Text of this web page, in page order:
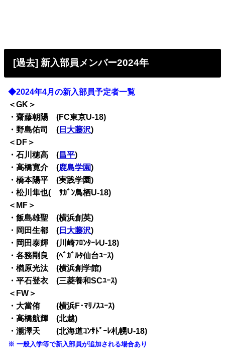
[過去] 新入部員メンバー2024年
◆2024年4月の新入部員予定者一覧
＜GK＞
・齋藤朝陽 (FC東京U-18)
・野島佑司 ( 日大藤沢)
＜DF＞
・石川穂高 (昌平)
・高橋寛介 (鹿島学園)
・橋本陽平 (実践学園)
・松川隼也( ｻｶﾞﾝ鳥栖U-18)
＜MF＞
・飯島雄聖 (横浜創英)
・岡田生都 ( 日大藤沢)
・岡田泰輝 (川崎ﾌﾛﾝﾀｰﾚU-18)
・各務剛良 (ﾍﾞｶﾞﾙﾀ仙台ﾕｰｽ)
・楢原光汰 (横浜創学館)
・平石登衣 (三菱養和SCﾕｰｽ)
＜FW＞
・大當侑 (横浜F･ﾏﾘﾉｽﾕｰｽ)
・高橋航輝 (北越)
・瀧澤天 (北海道ｺﾝｻﾄﾞｰﾚ札幌U-18)
※ 一般入学等で新入部員が追加される場合あり